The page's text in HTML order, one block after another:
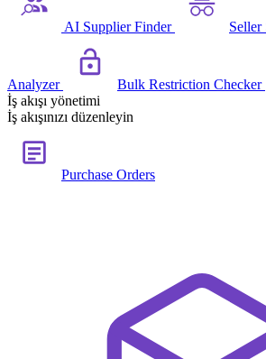
AI Supplier Finder Seller
Analyzer Bulk Restriction Checker
İş akışı yönetimi
İş akışınızı düzenleyin
Purchase Orders